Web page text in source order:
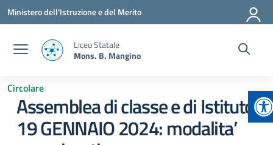
Vai ai contenuti
Vai al menu di navigazione
Vai al footer
Ministero dell'Istruzione e del Merito
Liceo Statale
Mons. B. Mangino
Circolare
Assemblea di classe e di Istituto
19 GENNAIO 2024: modalita’